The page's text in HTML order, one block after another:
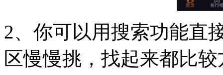
2、你可以用搜索功能直
区慢慢挑，找起来都比